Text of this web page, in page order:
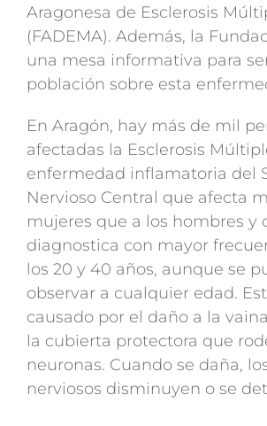
Aragonesa de Esclerosis
(FADEMA). Además, la
una mesa informativa para
población sobre esta
En Aragón, hay más de mil
afectadas la Esclerosis
enfermedad inflamatoria del
Nervioso Central que afecta
mujeres que a los hombres y
diagnostica con mayor
los 20 y 40 años, aunque se
observar a cualquier edad.
causado por el daño a la
la cubierta protectora que
neuronas. Cuando se daña,
nerviosos disminuyen o se